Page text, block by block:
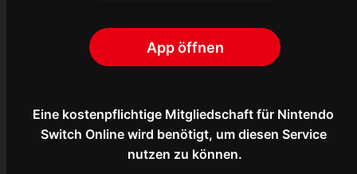
App öffnen
Eine kostenpflichtige Mitgliedschaft für Nintendo
Switch Online wird benötigt, um diesen Service
nutzen zu können.